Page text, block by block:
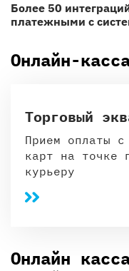
Более 50
платежными с
Онлайн-
Торговый
Прием оплаты с
карт на точке
курьеру
Онлайн